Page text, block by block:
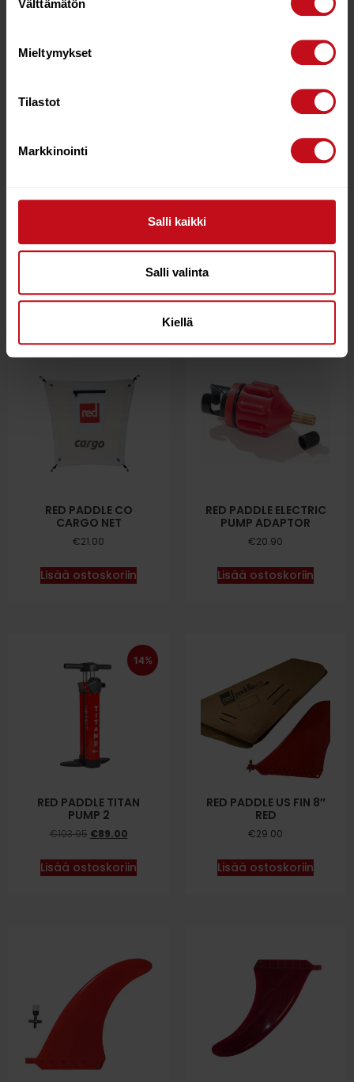
valinta
Välttämätön
Mieltymykset
Tilastot
Markkinointi
Salli kaikki
Salli valinta
Kiellä
RED ORIGINAL CAMERA
€9.90
RED PADDLE CO
CARGO NET
€21.00
Lisää ostoskoriin
RED PADDLE ELECTRIC
PUMP ADAPTOR
€20.90
Lisää ostoskoriin
14%
RED PADDLE TITAN
PUMP 2
€103.95 €89.00
Lisää ostoskoriin
RED PADDLE US FIN 8″
RED
€29.00
Lisää ostoskoriin